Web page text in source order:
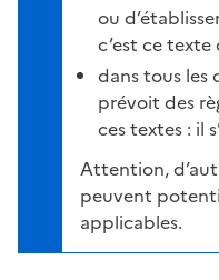
ou
c’est ce texte
dans tous les
prévoit des
ces textes : il
Attention,
peuvent
applicables.